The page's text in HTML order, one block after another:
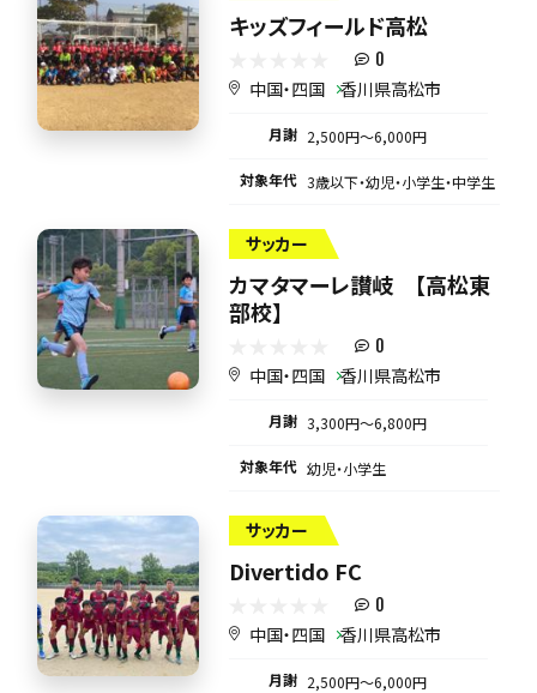
キッズフィールド高松
0
中国・四国 香川県高松市
月謝 2,500円〜6,000円
対象年代 3歳以下・幼児・小学生・中学生
サッカー
カマタマーレ讃岐 【高松東
部校】
0
中国・四国 香川県高松市
月謝 3,300円〜6,800円
対象年代 幼児・小学生
サッカー
Divertido FC
0
中国・四国 香川県高松市
月謝 2,500円〜6,000円